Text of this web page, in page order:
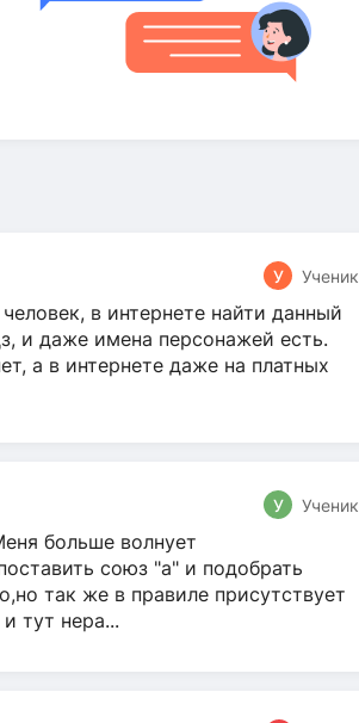
У Ученик
в интернете найти данный
и даже имена персонажей есть.
а в интернете даже на платных
У Ученик
больше волнует
союз "а" и подобрать
так же в правиле присутствует
тут нера...